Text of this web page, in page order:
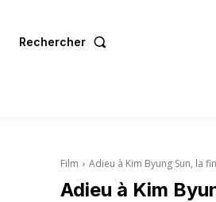
Rechercher
Film Adieu à Kim Byung Sun, la
Adieu à Kim